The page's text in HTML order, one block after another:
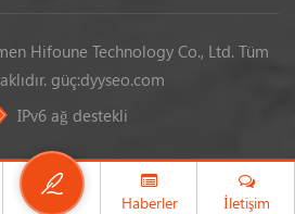
Hifoune Technology Co., Ltd. Tüm
güç:dyyseo.com
IPv6 ağ destekli
Haberler İletişim